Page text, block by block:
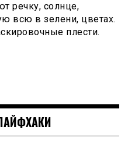
речку, солнце,
всю в зелени, цветах.
плести.